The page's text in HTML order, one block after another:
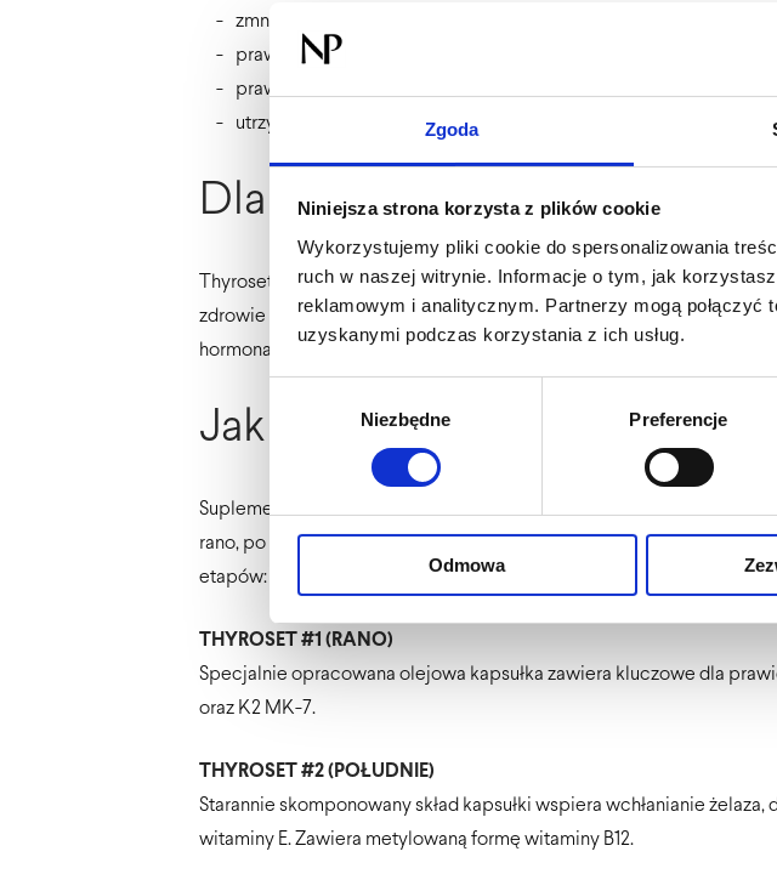
Zgoda
Niniejsza strona korzysta z plików cookie
Wykorzystujemy pliki cookie do spersonalizowania
ruch w naszej witrynie. Informacje o tym, jak
reklamowym i analitycznym. Partnerzy mogą
uzyskanymi podczas korzystania z ich usług.
Niezbędne Preferencje
Odmowa
zmniejszenia uczucia zmęczenia i znużenia (żelazo, magnez +
prawidłowego funkcjonowania układu odpornościowego (cynk,
prawidłowych funkcji psychologicznych (magnez, witaminy: C, B6,
utrzymania prawidłowej płodności i funkcji rozrodczych (cynk).
Dla kogo?
Thyroset został opracowany, aby uzupełniać podstawowe
zdrowie tarczycy. Sprawdzi się również jako holistyczne wsparcie
hormonalnego.
Jak stosować?
Suplementacja z Thyroset jest bardzo łatwa w stosowaniu – opiera
rano, po południu oraz wieczorem. Pora przyjmowania
etapów:
THYROSET #1 (RANO)
Specjalnie opracowana olejowa kapsułka zawiera kluczowe dla
oraz K2 MK-7.
THYROSET #2 (POŁUDNIE)
Starannie skomponowany skład kapsułki wspiera wchłanianie
witaminy E. Zawiera metylowaną formę witaminy B12.